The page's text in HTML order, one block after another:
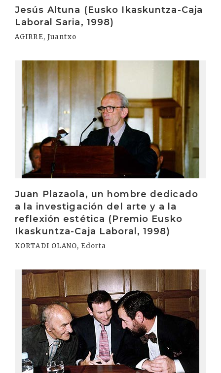
Jesús Altuna (Eusko Ikaskuntza-Caja
Laboral Saria, 1998)
AGIRRE, Juantxo
Juan Plazaola, un hombre dedicado
a la investigación del arte y a la
reflexión estética (Premio Eusko
Ikaskuntza-Caja Laboral, 1998)
KORTADI OLANO, Edorta
Irakurri
Irakurri